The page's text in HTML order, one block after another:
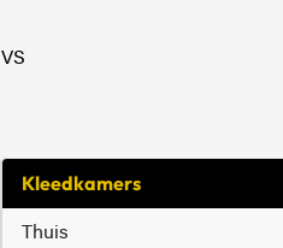
VS
Kleedkamers
Thuis